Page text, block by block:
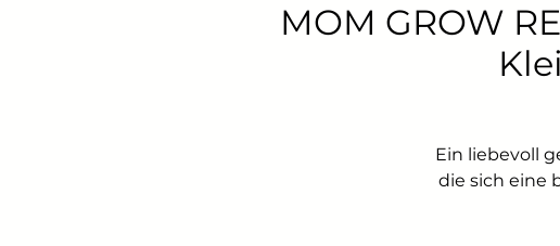
MOM GROW
Ein liebevoll
die sich eine